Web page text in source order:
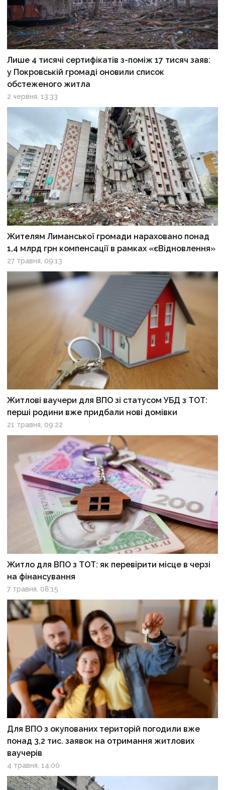
Лише 4 тисячі сертифікатів з-поміж 17 тисяч заяв:
у Покровській громаді оновили список
обстеженого житла
2 червня, 13:33
Жителям Лиманської громади нараховано понад
1,4 млрд грн компенсації в рамках «єВідновлення»
27 травня, 09:13
Житлові ваучери для ВПО зі статусом УБД з ТОТ:
перші родини вже придбали нові домівки
21 травня, 09:22
Житло для ВПО з ТОТ: як перевірити місце в черзі
на фінансування
7 травня, 08:15
Для ВПО з окупованих територій погодили вже
понад 3,2 тис. заявок на отримання житлових
ваучерів
4 травня, 14:00